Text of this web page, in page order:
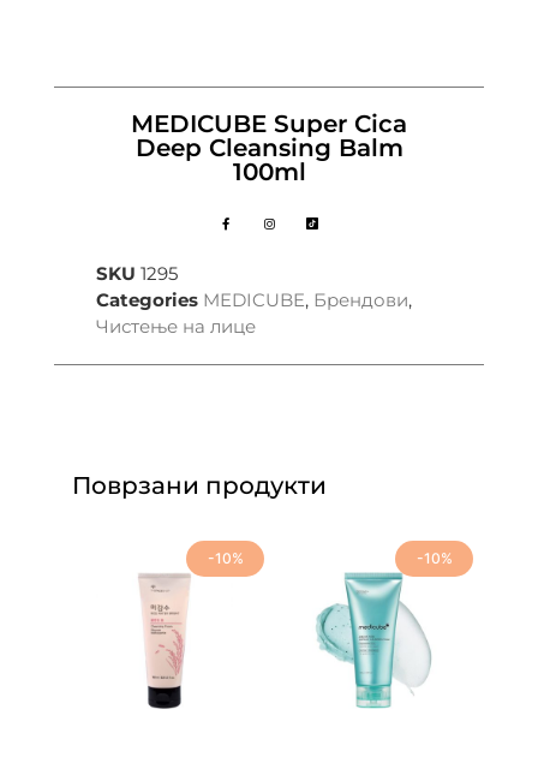
MEDICUBE Super Cica
Deep Cleansing Balm
100ml
SKU 1295
Categories MEDICUBE, Брендови,
Чистење на лице
Поврзани продукти
-10% -10%